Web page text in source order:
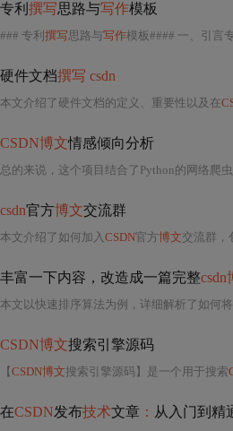
专利 撰写思路与写作模板
### 专利 撰写思路与写作模板#### 一、引言
硬件文档撰写 csdn
本文介绍了硬件文档的定义、重要性以及在
CSDN博文情感倾向分析
总的来说，这个项目结合了Python的网络爬虫
csdn官方博文交流群
本文介绍了如何加入CSDN官方博文交流群，包
丰富一下内容，改造成一篇完整csdn
本文以快速排序算法为例，详细解析了如何将
CSDN博文搜索引擎源码
【CSDN博文搜索引擎源码】是一个用于搜索
在CSDN发布技术文章 ： 从入门到精